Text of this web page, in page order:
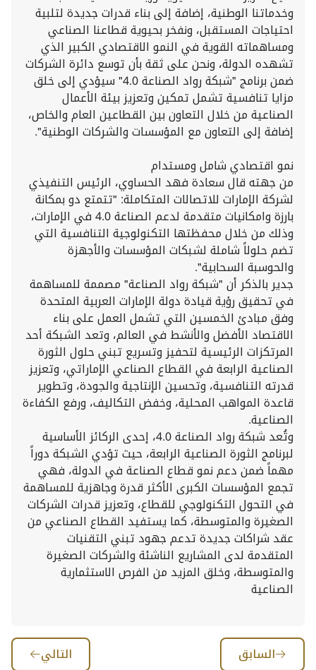
وخدماتنا الوطنية، إضافة إلى بناء قدرات جديدة لتلبية
احتياجات المستقبل، ونفخر بحيوية قطاعنا الصناعي
ومساهماته القوية في النمو الاقتصادي الكبير الذي
تشهده الدولة، ونحن على ثقة بأن توسع دائرة الشركات
ضمن برنامج "شبكة رواد الصناعة 4.0" سيؤدي إلى خلق
مزايا تنافسية تشمل تمكين وتعزيز بيئة الأعمال
الصناعية من خلال التعاون بين القطاعين العام والخاص،
إضافة إلى التعاون مع المؤسسات والشركات الوطنية".
نمو اقتصادي شامل ومستدام
من جهته قال سعادة فهد الحساوي، الرئيس التنفيذي
لشركة الإمارات للاتصالات المتكاملة: "تتمتع دو بمكانة
بارزة وامكانيات متقدمة لدعم الصناعة 4.0 في الإمارات،
وذلك من خلال محفظتها التكنولوجية التنافسية التي
تضم حلولاً شاملة لشبكات المؤسسات والأجهزة
والحوسبة السحابية".
جدير بالذكر أن "شبكة رواد الصناعة" مصممة للمساهمة
في تحقيق رؤية قيادة دولة الإمارات العربية المتحدة
وفق مبادئ الخمسين التي تشمل العمل على بناء
الاقتصاد الأفضل والأنشط في العالم، وتعد الشبكة أحد
المرتكزات الرئيسية لتحفيز وتسريع تبني حلول الثورة
الصناعية الرابعة في القطاع الصناعي الإماراتي، وتعزيز
قدرته التنافسية، وتحسين الإنتاجية والجودة، وتطوير
قاعدة المواهب المحلية، وخفض التكاليف، ورفع الكفاءة
الصناعية.
وتُعد شبكة رواد الصناعة 4.0، إحدى الركائز الأساسية
لبرنامج الثورة الصناعية الرابعة، حيث تؤدي الشبكة دوراً
مهماً ضمن دعم نمو قطاع الصناعة في الدولة، فهي
تجمع المؤسسات الكبرى الأكثر قدرة وجاهزية للمساهمة
في التحول التكنولوجي للقطاع، وتعزيز قدرات الشركات
الصغيرة والمتوسطة، كما يستفيد القطاع الصناعي من
عقد شراكات جديدة تدعم جهود تبني التقنيات
المتقدمة لدى المشاريع الناشئة والشركات الصغيرة
والمتوسطة، وخلق المزيد من الفرص الاستثمارية
الصناعية
السابق التالي